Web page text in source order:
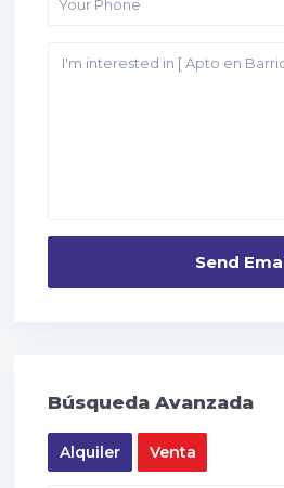
Búsqueda Avanzada
Alquiler Venta